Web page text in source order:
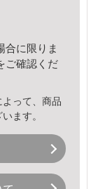
合に限りま
ご確認くだ
って、商品
ます。